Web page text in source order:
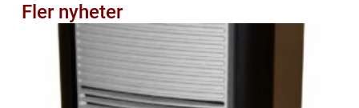
Fler nyheter